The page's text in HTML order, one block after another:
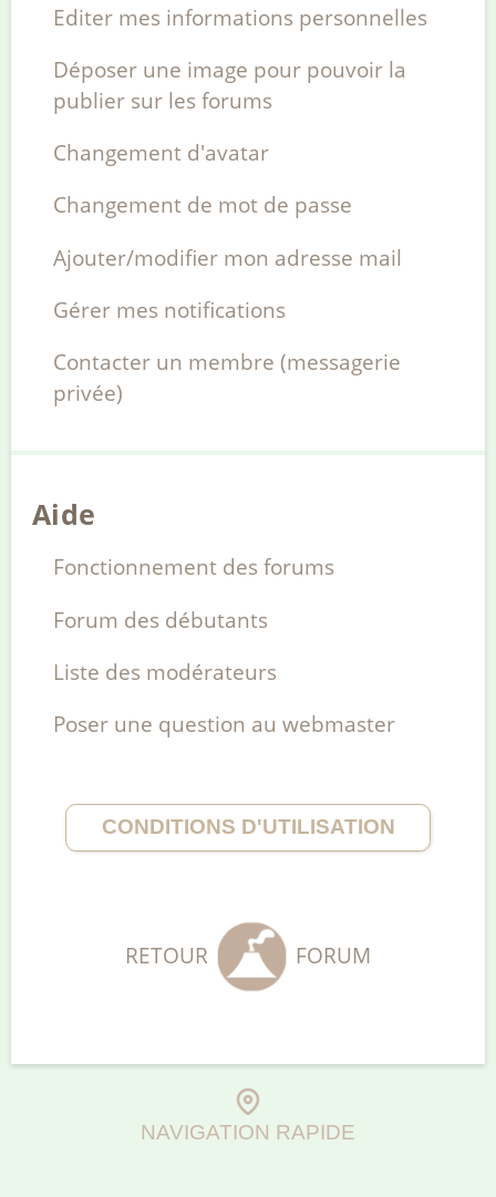
Editer mes informations personnelles
Déposer une image pour pouvoir la
publier sur les forums
Changement d'avatar
Changement de mot de passe
Ajouter/modifier mon adresse mail
Gérer mes notifications
Contacter un membre (messagerie
privée)
Aide
Fonctionnement des forums
Forum des débutants
Liste des modérateurs
Poser une question au webmaster
CONDITIONS D'UTILISATION
RETOUR FORUM
NAVIGATION RAPIDE